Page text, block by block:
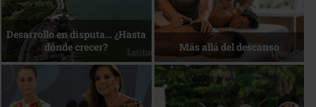
Bottega, un viaje servido a la
mesa
Energía que Impulsa la
competitividad